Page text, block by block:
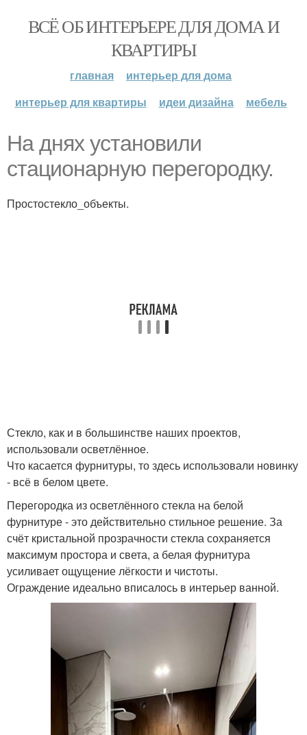
ВСЁ ОБ ИНТЕРЬЕРЕ ДЛЯ ДОМА И
КВАРТИРЫ
главная
интерьер для дома
интерьер для квартиры
идеи дизайна мебель
На днях установили
стационарную перегородку.
Простостекло_объекты.
Стекло, как и в большинстве наших проектов,
использовали осветлённое.
Что касается фурнитуры, то здесь использовали новинку
- всё в белом цвете.
Перегородка из осветлённого стекла на белой
фурнитуре - это действительно стильное решение. За
счёт кристальной прозрачности стекла сохраняется
максимум простора и света, а белая фурнитура
усиливает ощущение лёгкости и чистоты.
Ограждение идеально вписалось в интерьер ванной.